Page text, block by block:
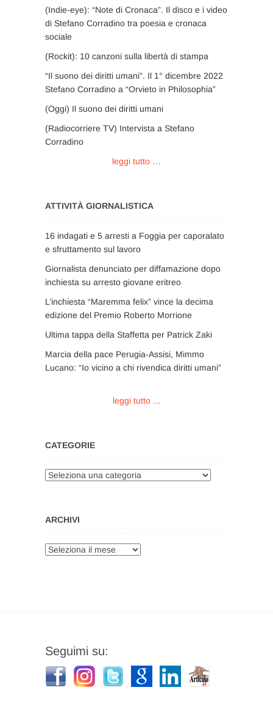
(Indie-eye): “Note di Cronaca”. Il disco e i video
di Stefano Corradino tra poesia e cronaca
sociale
(Rockit): 10 canzoni sulla libertà di stampa
“Il suono dei diritti umani”. Il 1° dicembre 2022
Stefano Corradino a “Orvieto in Philosophia”
(Oggi) Il suono dei diritti umani
(Radiocorriere TV) Intervista a Stefano
Corradino
leggi tutto …
ATTIVITÀ GIORNALISTICA
16 indagati e 5 arresti a Foggia per caporalato
e sfruttamento sul lavoro
Giornalista denunciato per diffamazione dopo
inchiesta su arresto giovane eritreo
L’inchiesta “Maremma felix” vince la decima
edizione del Premio Roberto Morrione
Ultima tappa della Staffetta per Patrick Zaki
Marcia della pace Perugia-Assisi, Mimmo
Lucano: “Io vicino a chi rivendica diritti umani”
leggi tutto ...
CATEGORIE
Categorie
ARCHIVI
Archivi
Seguimi su: